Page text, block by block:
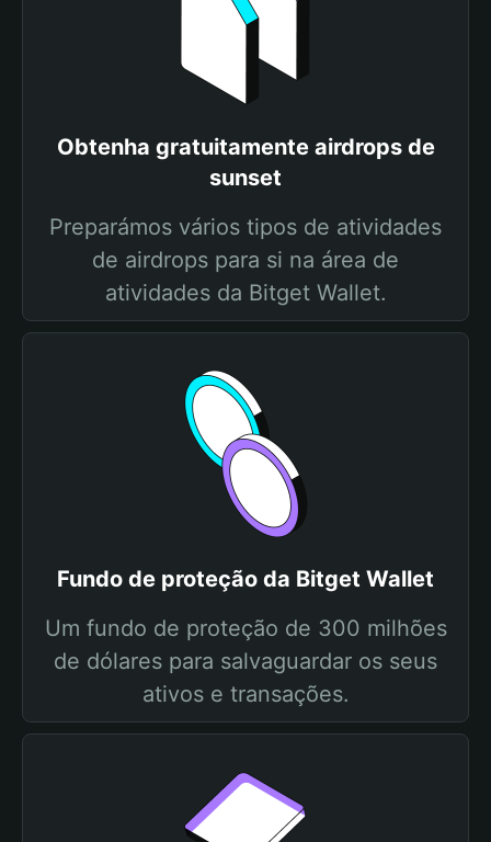
Obtenha gratuitamente airdrops de
sunset
Preparámos vários tipos de atividades
de airdrops para si na área de
atividades da Bitget Wallet.
Fundo de proteção da Bitget Wallet
Um fundo de proteção de 300 milhões
de dólares para salvaguardar os seus
ativos e transações.